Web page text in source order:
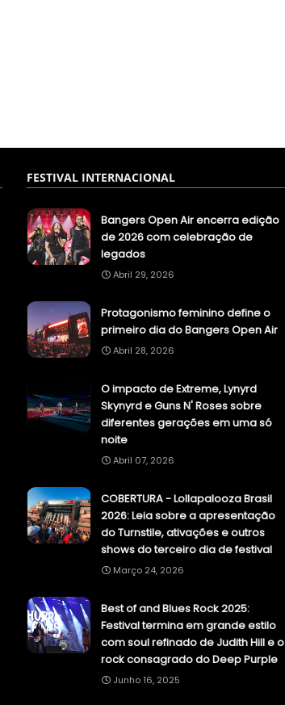
FESTIVAL INTERNACIONAL
Bangers Open Air encerra edição
de 2026 com celebração de
legados
Abril 29, 2026
Protagonismo feminino define o
primeiro dia do Bangers Open Air
Abril 28, 2026
O impacto de Extreme, Lynyrd
Skynyrd e Guns N' Roses sobre
diferentes gerações em uma só
noite
Abril 07, 2026
COBERTURA - Lollapalooza Brasil
2026: Leia sobre a apresentação
do Turnstile, ativações e outros
shows do terceiro dia de festival
Março 24, 2026
Best of and Blues Rock 2025:
Festival termina em grande estilo
com soul refinado de Judith Hill e o
rock consagrado do Deep Purple
Junho 16, 2025